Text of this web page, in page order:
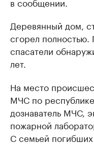
Деревянный дом,
сгорел полностью.
спасатели
лет.
На место
МЧС по
дознаватель МЧС,
пожарной
С семьей